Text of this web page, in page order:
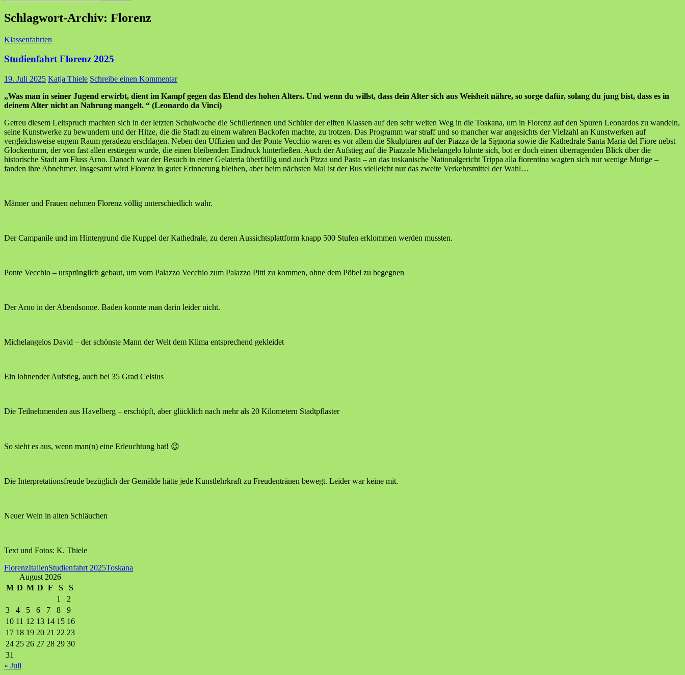
nach:
Schlagwort-Archiv: Florenz
Klassenfahrten
Studienfahrt Florenz 2025
19. Juli 2025 Katja Thiele Schreibe einen Kommentar
„Was man in seiner Jugend erwirbt, dient im Kampf gegen das Elend des hohen Alters. Und wenn du willst, dass dein Alter sich aus Weisheit nähre, so sorge dafür, solang du jung bist, dass es in
deinem Alter nicht an Nahrung mangelt. “ (Leonardo da Vinci)
Getreu diesem Leitspruch machten sich in der letzten Schulwoche die Schülerinnen und Schüler der elften Klassen auf den sehr weiten Weg in die Toskana, um in Florenz auf den Spuren Leonardos zu wandeln,
seine Kunstwerke zu bewundern und der Hitze, die die Stadt zu einem wahren Backofen machte, zu trotzen. Das Programm war straff und so mancher war angesichts der Vielzahl an Kunstwerken auf
vergleichsweise engem Raum geradezu erschlagen. Neben den Uffizien und der Ponte Vecchio waren es vor allem die Skulpturen auf der Piazza de la Signoria sowie die Kathedrale Santa Maria del Fiore nebst
Glockenturm, der von fast allen erstiegen wurde, die einen bleibenden Eindruck hinterließen. Auch der Aufstieg auf die Piazzale Michelangelo lohnte sich, bot er doch einen überragenden Blick über die
historische Stadt am Fluss Arno. Danach war der Besuch in einer Gelateria überfällig und auch Pizza und Pasta – an das toskanische Nationalgericht Trippa alla fiorentina wagten sich nur wenige Mutige –
fanden ihre Abnehmer. Insgesamt wird Florenz in guter Erinnerung bleiben, aber beim nächsten Mal ist der Bus vielleicht nur das zweite Verkehrsmittel der Wahl…
Männer und Frauen nehmen Florenz völlig unterschiedlich wahr.
Der Campanile und im Hintergrund die Kuppel der Kathedrale, zu deren Aussichtsplattform knapp 500 Stufen erklommen werden mussten.
Ponte Vecchio – ursprünglich gebaut, um vom Palazzo Vecchio zum Palazzo Pitti zu kommen, ohne dem Pöbel zu begegnen
Der Arno in der Abendsonne. Baden konnte man darin leider nicht.
Michelangelos David – der schönste Mann der Welt dem Klima entsprechend gekleidet
Ein lohnender Aufstieg, auch bei 35 Grad Celsius
Die Teilnehmenden aus Havelberg – erschöpft, aber glücklich nach mehr als 20 Kilometern Stadtpflaster
So sieht es aus, wenn man(n) eine Erleuchtung hat! 😉
Die Interpretationsfreude bezüglich der Gemälde hätte jede Kunstlehrkraft zu Freudentränen bewegt. Leider war keine mit.
Neuer Wein in alten Schläuchen
Text und Fotos: K. Thiele
FlorenzItalienStudienfahrt 2025Toskana
August 2026
M D M D F S
S
1
2
3
4 5 6 7 8
9
10 11 12 13 14 15 16
17 18 19 20 21 22 23
24 25 26 27 28 29 30
31
« Juli